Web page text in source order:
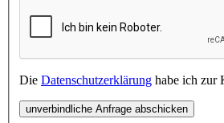
Die Datenschutzerklärung habe ich zur
unverbindliche Anfrage abschicken